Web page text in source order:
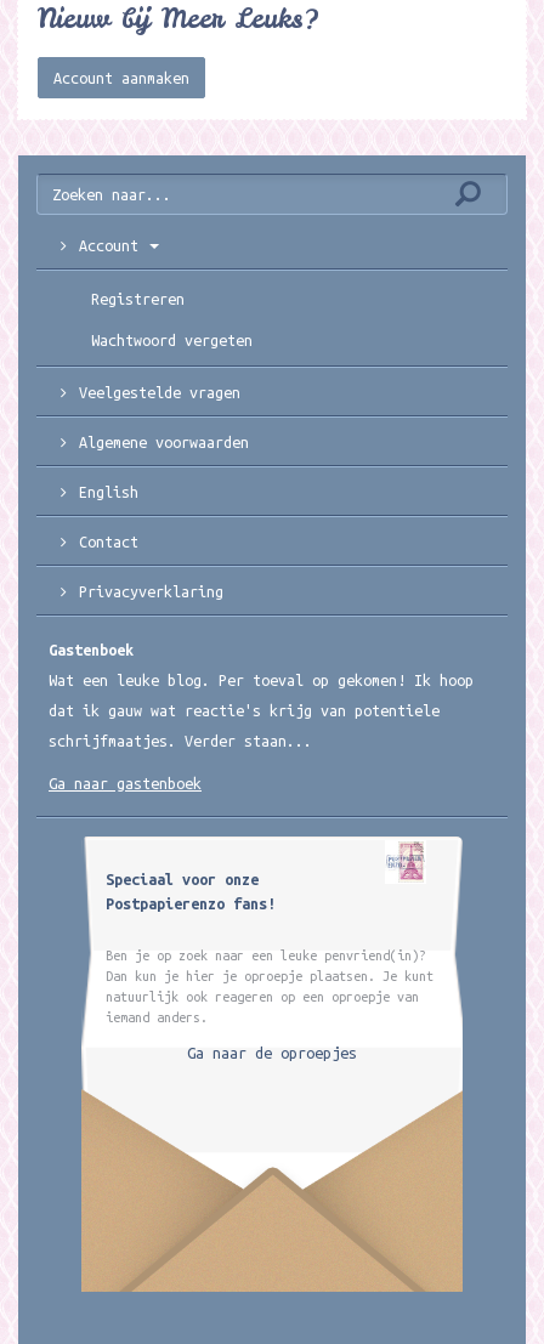
Nieuw bij Meer Leuks?
Account aanmaken
Account
Registreren
Wachtwoord vergeten
Veelgestelde vragen
Algemene voorwaarden
English
Contact
Privacyverklaring
Gastenboek
Wat een leuke blog. Per toeval op gekomen! Ik hoop
dat ik gauw wat reactie's krijg van potentiele
schrijfmaatjes. Verder staan...
Ga naar gastenboek
Speciaal voor onze
Postpapierenzo fans!
Ben je op zoek naar een leuke penvriend(in)?
Dan kun je hier je oproepje plaatsen. Je kunt
natuurlijk ook reageren op een oproepje van
iemand anders.
Ga naar de oproepjes